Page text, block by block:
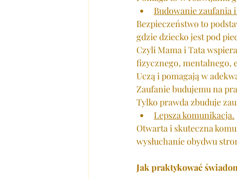
Budowanie zaufania
Bezpieczeństwo to
gdzie dziecko jest pod
Czyli Mama i Tata
fizycznego, mentalnego,
Uczą i pomagają w
Zaufanie budujemu na
Tylko prawda zbuduje
Lepsza komunikacja.
Otwarta i skuteczna
wysłuchanie obydwu
Jak praktykować